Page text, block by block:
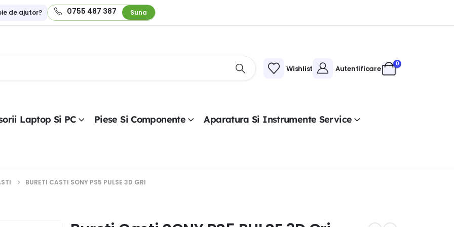
de ajutor? 0755 487 387 Suna
Wishlist Autentificare
0
Laptop Si PC Piese Si Componente Aparatura Si Instrumente Service
BURETI CASTI SONY PS5 PULSE 3D GRI